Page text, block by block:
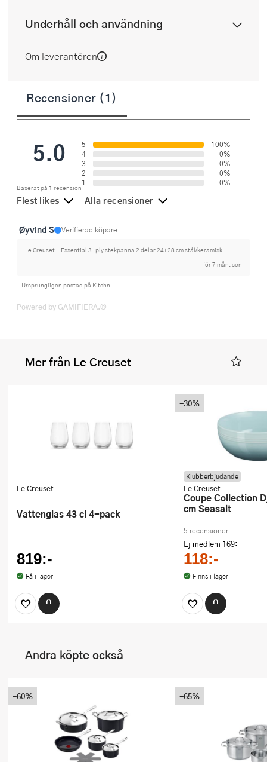
Underhåll och användning
Om leverantören
Recensioner (1)
5.0
Baserat på 1 recension
5
100%
4
0%
3
0%
2
0%
1
0%
Flest likes Alla recensioner
Øyvind S Verifierad köpare
Le Creuset - Essential 3-ply stekpanna 2 delar 24+28 cm stål/keramisk
för 7 mån. sen
Ursprungligen postad på Kitchn
Powered by GAMIFIERA.®
Mer från Le Creuset
Le Creuset
Vattenglas 43 cl 4-pack
819:-
Få i lager
Klubberbjudande
Le Creuset
Coupe Collection Djup Tallrik 16
cm Seasalt
5 recensioner
Ej medlem 169:-
118:-
Finns i lager
-30%
Andra köpte också
-60% -65%